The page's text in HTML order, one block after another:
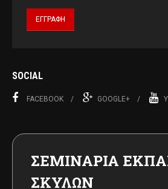
SOCIAL
FACEBOOK GOOGLE+
ΣΕΜΙΝΑΡΙΑ
ΣΚΥΛΩΝ